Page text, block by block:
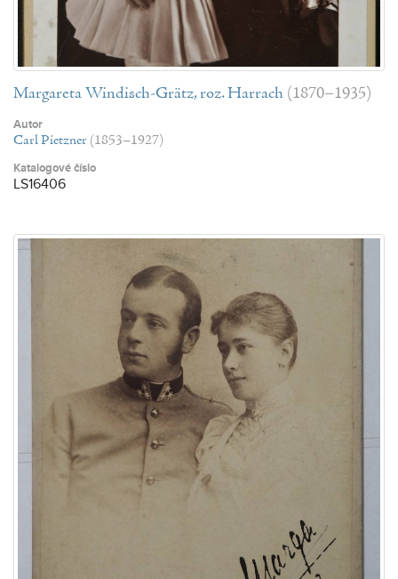
Margareta Windisch-Grätz, roz. Harrach (1870–1935)
Autor
Carl Pietzner (1853–1927)
Katalogové číslo
LS16406